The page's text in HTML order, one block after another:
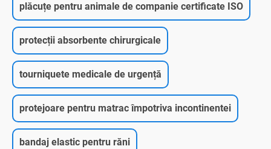
plăcuțe pentru animale de companie certificate ISO
protecții absorbente chirurgicale
tourniquete medicale de urgență
protejoare pentru matrac împotriva incontinentei
bandaj elastic pentru răni